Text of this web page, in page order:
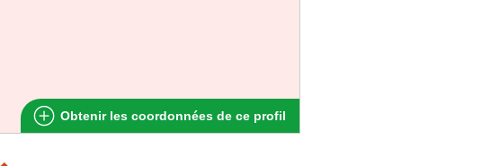
Obtenir les coordonnées de ce profil